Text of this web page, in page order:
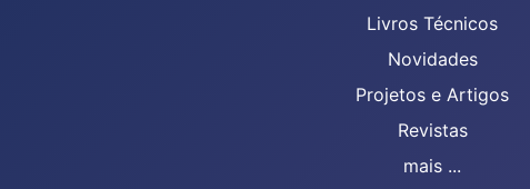
Livros Técnicos
Novidades
Projetos e Artigos
Revistas
mais ...